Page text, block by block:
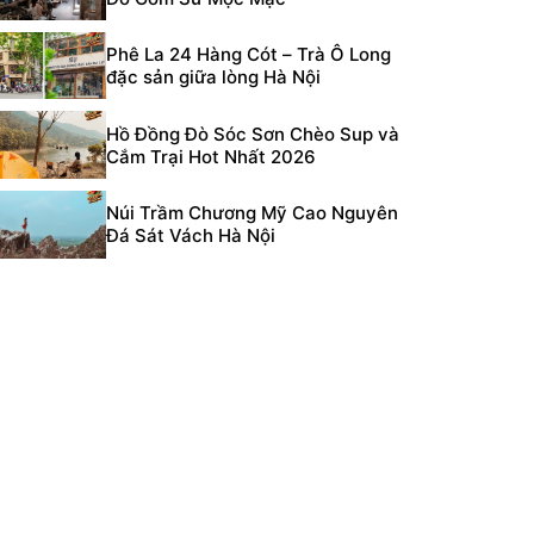
Phê La 24 Hàng Cót – Trà Ô Long
đặc sản giữa lòng Hà Nội
Hồ Đồng Đò Sóc Sơn Chèo Sup và
Cắm Trại Hot Nhất 2026
Núi Trầm Chương Mỹ Cao Nguyên
Đá Sát Vách Hà Nội